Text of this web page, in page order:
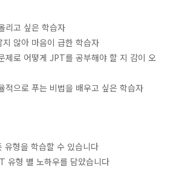
리고 싶은 학습자
않아 마음이 급한 학습자
제로 어떻게 JPT를 공부해야 할 지 감이 오
으로 푸는 비법을 배우고 싶은 학습자
형을 학습할 수 있습니다
유형 별 노하우를 담았습니다